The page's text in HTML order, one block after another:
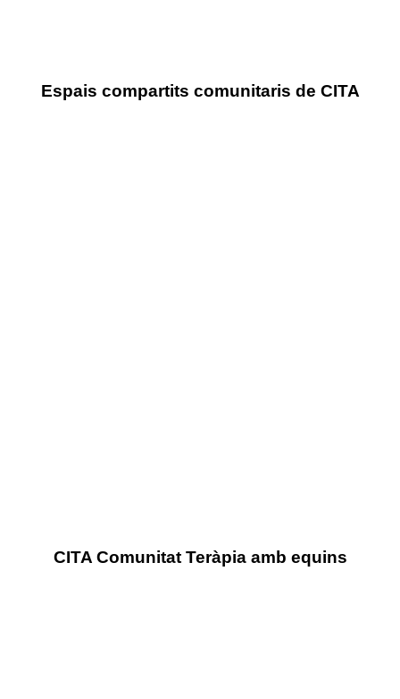
Espais compartits comunitaris de CITA
CITA Comunitat Teràpia amb equins